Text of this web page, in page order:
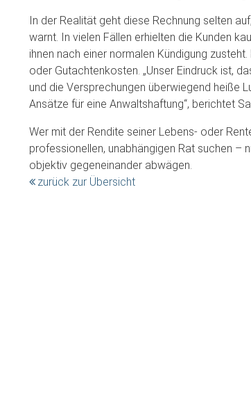
In der Realität geht diese Rechnung selten
warnt. In vielen Fällen erhielten die Kunden
ihnen nach einer normalen Kündigung
oder Gutachtenkosten. „Unser Eindruck ist,
und die Versprechungen überwiegend heiße
Ansätze für eine Anwaltshaftung“, berichtet
Wer mit der Rendite seiner Lebens- oder
professionellen, unabhängigen Rat suchen –
objektiv gegeneinander abwägen.
zurück zur Übersicht